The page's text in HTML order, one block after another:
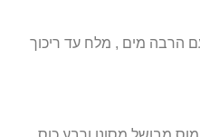
הרבה מים , מלח עד ריכוך